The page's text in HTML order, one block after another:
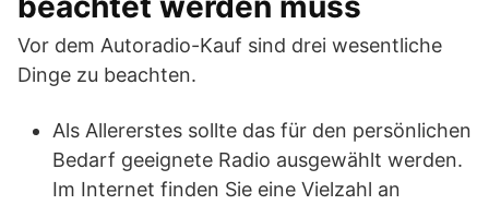
Vor dem Autoradio-Kauf sind drei wesentliche
Dinge zu beachten.
Als Allererstes sollte das für den persönlichen
Bedarf geeignete Radio ausgewählt werden.
Im Internet finden Sie eine Vielzahl an